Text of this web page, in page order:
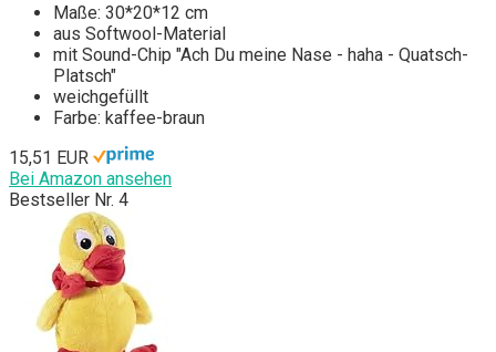
Maße: 30*20*12 cm
aus Softwool-Material
mit Sound-Chip "Ach Du meine Nase - haha - Quatsch-
Platsch"
weichgefüllt
Farbe: kaffee-braun
15,51 EUR
Bei Amazon ansehen
Bestseller Nr. 4